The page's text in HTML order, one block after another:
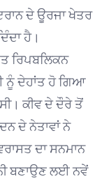
ਦੇ ਊਰਜਾ ਖੇਤਰ
ਹੈ।
ਰਿਪਬਲਿਕਨ
ਨੂੰ ਦੇਹਾਂਤ ਹੋ ਗਿਆ
ਕੀਵ ਦੇ ਦੌਰੇ ਤੋਂ
ਦੇ ਨੇਤਾਵਾਂ ਨੇ
ਦਾ ਸਨਮਾਨ
ਬਣਾਉਣ ਲਈ ਨਵੇਂ